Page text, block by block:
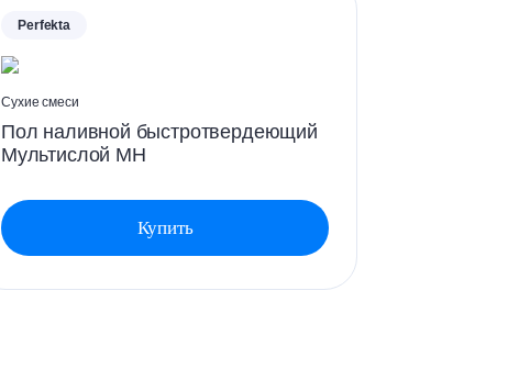
Perfekta
Сухие смеси
Пол наливной быстротвердеющий
Мультислой МН
Купить